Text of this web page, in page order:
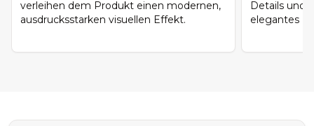
verleihen dem Produkt einen modernen,
ausdrucksstarken visuellen Effekt.
Details und
elegantes